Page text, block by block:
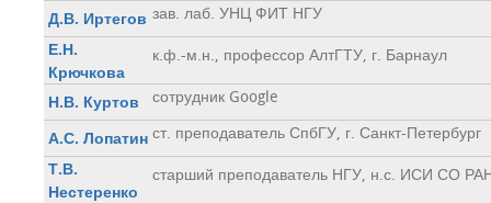
Д.В. Иртегов зав. лаб. УНЦ ФИТ НГУ
Е.Н.
Крючкова
к.ф.-м.н., профессор АлтГТУ, г. Барнаул
Н.В. Куртов
сотрудник Google
А.С. Лопатин ст. преподаватель СпбГУ, г. Санкт-Петербург
Т.В.
Нестеренко
старший преподаватель НГУ, н.с. ИСИ СО